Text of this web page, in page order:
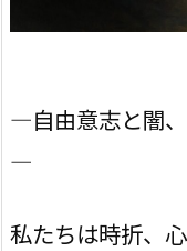
―自由意志と闇
―
私たちは時折、